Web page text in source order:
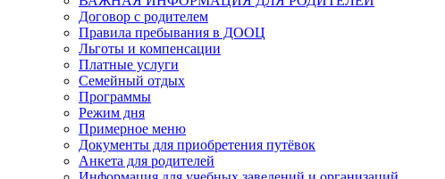
Договор с родителем
Правила пребывания в ДООЦ
Льготы и компенсации
Платные услуги
Семейный отдых
Программы
Режим дня
Примерное меню
Документы для приобретения путёвок
Анкета для родителей